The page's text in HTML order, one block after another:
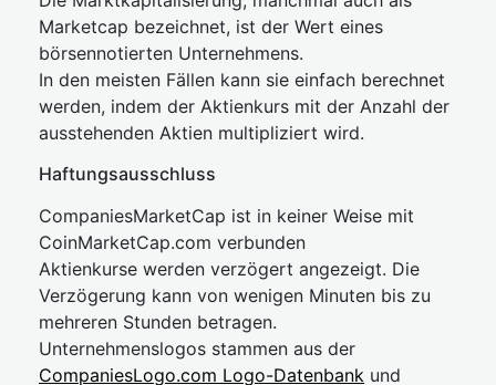
Marketcap bezeichnet, ist der Wert eines
börsennotierten Unternehmens.
In den meisten Fällen kann sie einfach berechnet
werden, indem der Aktienkurs mit der Anzahl der
ausstehenden Aktien multipliziert wird.
Haftungsausschluss
CompaniesMarketCap ist in keiner Weise mit
CoinMarketCap.com verbunden
Aktienkurse werden verzögert angezeigt. Die
Verzögerung kann von wenigen Minuten bis zu
mehreren Stunden betragen.
Unternehmenslogos stammen aus der
CompaniesLogo.com Logo-Datenbank und